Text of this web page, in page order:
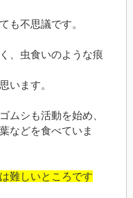
も不思議です。
、虫食いのような痕
います。
ムシも活動を始め、
などを食べていま
難しいところです